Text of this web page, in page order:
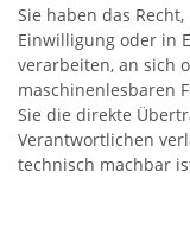
Sie haben das
Einwilligung oder in
verarbeiten, an sich
maschinenlesbaren
Sie die direkte
Verantwortlichen
technisch machbar